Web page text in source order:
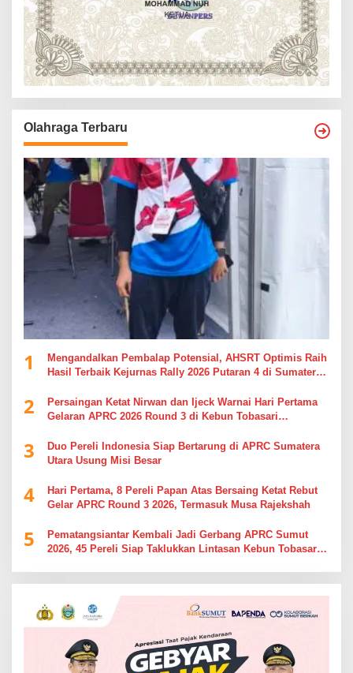
Olahraga Terbaru
1
Mengandalkan Pembalap Potensial, AHSRT Optimis Raih
Hasil Terbaik Kejurnas Rally 2026 Putaran 4 di Sumatera
2
Persaingan Ketat Nirwan dan Ijeck Warnai Hari Pertama
Gelaran APRC 2026 Round 3 di Kebun Tobasari
3
Duo Pereli Indonesia Siap Bertarung di APRC Sumatera
Utara Usung Misi Besar
4
Hari Pertama, 8 Pereli Papan Atas Bersaing Ketat Rebut
Gelar APRC Round 3 2026, Termasuk Musa Rajekshah
5
Pematangsiantar Kembali Jadi Gerbang APRC Sumut
2026, 45 Pereli Siap Taklukkan Lintasan Kebun Tobasari